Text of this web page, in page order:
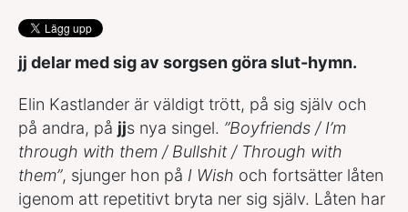
jj delar med sig av sorgsen göra slut-hymn.
Elin Kastlander är väldigt trött, på sig själv och
på andra, på jjs nya singel. ”Boyfriends / I’m
through with them / Bullshit / Through with
them”, sjunger hon på I Wish och fortsätter låten
igenom att repetitivt bryta ner sig själv. Låten har